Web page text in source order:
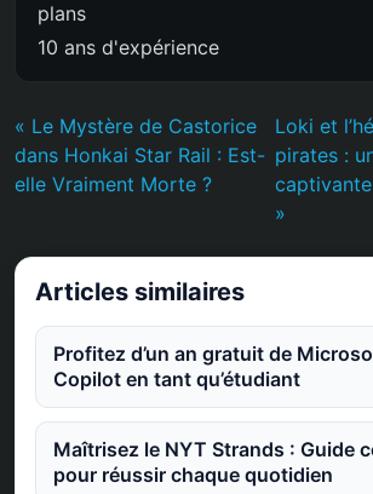
plans
10 ans d'expérience
« Le Mystère de Castorice
dans Honkai Star Rail : Est-
elle Vraiment Morte ?
Loki et
pirates :
»
Articles similaires
Profitez d’un an gratuit de
Copilot en tant qu’étudiant
Maîtrisez le NYT Strands : Guide
pour réussir chaque quotidien